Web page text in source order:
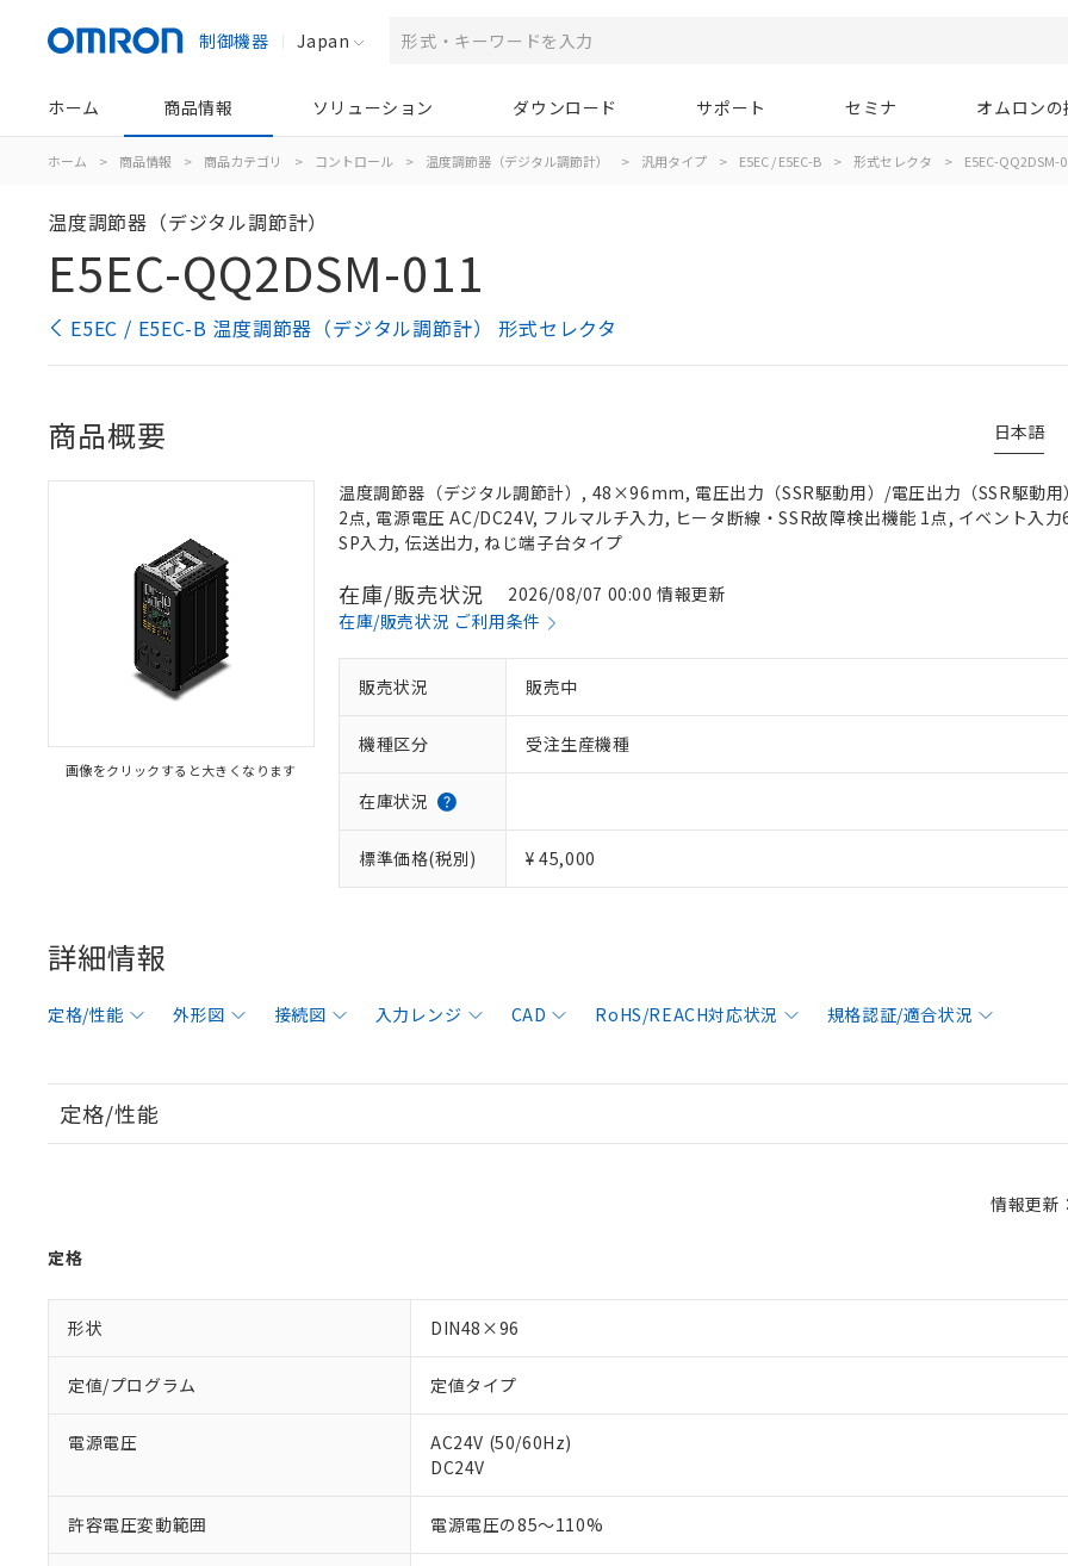
制御機器 Japan
ホーム 商品情報 ソリューション ダウンロード サポート セミナ オムロン
ホーム > 商品情報 > 商品カテゴリ > コントロール > 温度調節器（デジタル調節計） > 汎用タイプ > E5EC / E5EC-B > 形式セレクタ > E5EC-QQ2DSM-
温度調節器（デジタル調節計）
E5EC-QQ2DSM-011
E5EC / E5EC-B 温度調節器（デジタル調節計） 形式セレクタ
日本語
商品概要
画像をクリックすると大きくなります
温度調節器（デジタル調節計）, 48×96mm, 電圧出力（SSR駆動用）/電圧出力（SSR駆動用
2点, 電源電圧 AC/DC24V, フルマルチ入力, ヒータ断線・SSR故障検出機能 1点, イベント入力
SP入力, 伝送出力, ねじ端子台タイプ
在庫/販売状況
2026/08/07 00:00 情報更新
在庫/販売状況 ご利用条件
販売状況 販売中
機種区分 受注生産機種
在庫状況
標準価格(税別) ¥ 45,000
詳細情報
定格/性能 外形図 接続図 入力レンジ CAD RoHS/REACH対応状況 規格認証/適合状況
定格/性能
情報更
定格
形状 DIN48×96
定値/プログラム 定値タイプ
電源電圧
AC24V (50/60Hz)
DC24V
許容電圧変動範囲 電源電圧の85～110%